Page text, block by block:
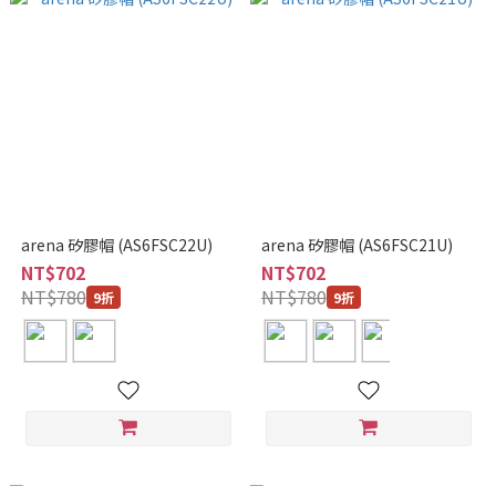
arena 矽膠帽 (AS6FSC22U)
NT$702
NT$780 9折
arena 矽膠帽 (AS6FSC21U)
NT$702
NT$780 9折